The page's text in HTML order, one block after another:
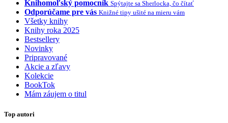
Knihomoľský pomocník Spýtajte sa Sherlocka, čo čítať
Odporúčame pre vás Knižné tipy ušité na mieru vám
Všetky knihy
Knihy roka 2025
Bestsellery
Novinky
Pripravované
Akcie a zľavy
Kolekcie
BookTok
Mám záujem o titul
Top autori